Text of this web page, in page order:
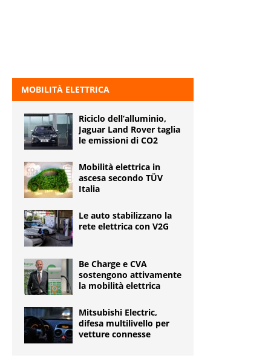
MOBILITÀ ELETTRICA
Riciclo dell’alluminio,
Jaguar Land Rover taglia
le emissioni di CO2
Mobilità elettrica in
ascesa secondo TÜV
Italia
Le auto stabilizzano la
rete elettrica con V2G
Be Charge e CVA
sostengono attivamente
la mobilità elettrica
Mitsubishi Electric,
difesa multilivello per
vetture connesse